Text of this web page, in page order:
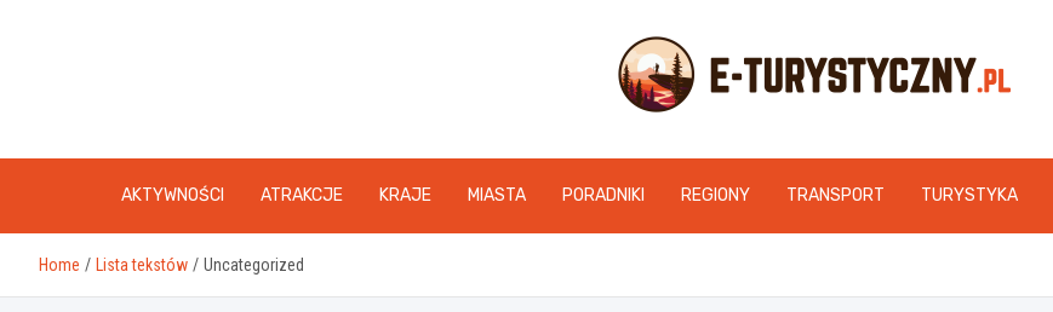
e-turystyczny.pl
AKTYWNOŚCI ATRAKCJE KRAJE MIASTA PORADNIKI REGIONY TRANSPORT TURYSTYKA
Home Lista tekstów Uncategorized